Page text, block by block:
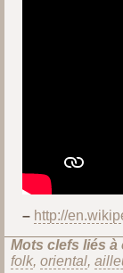
– http://
Mots clefs liés à
folk, oriental,